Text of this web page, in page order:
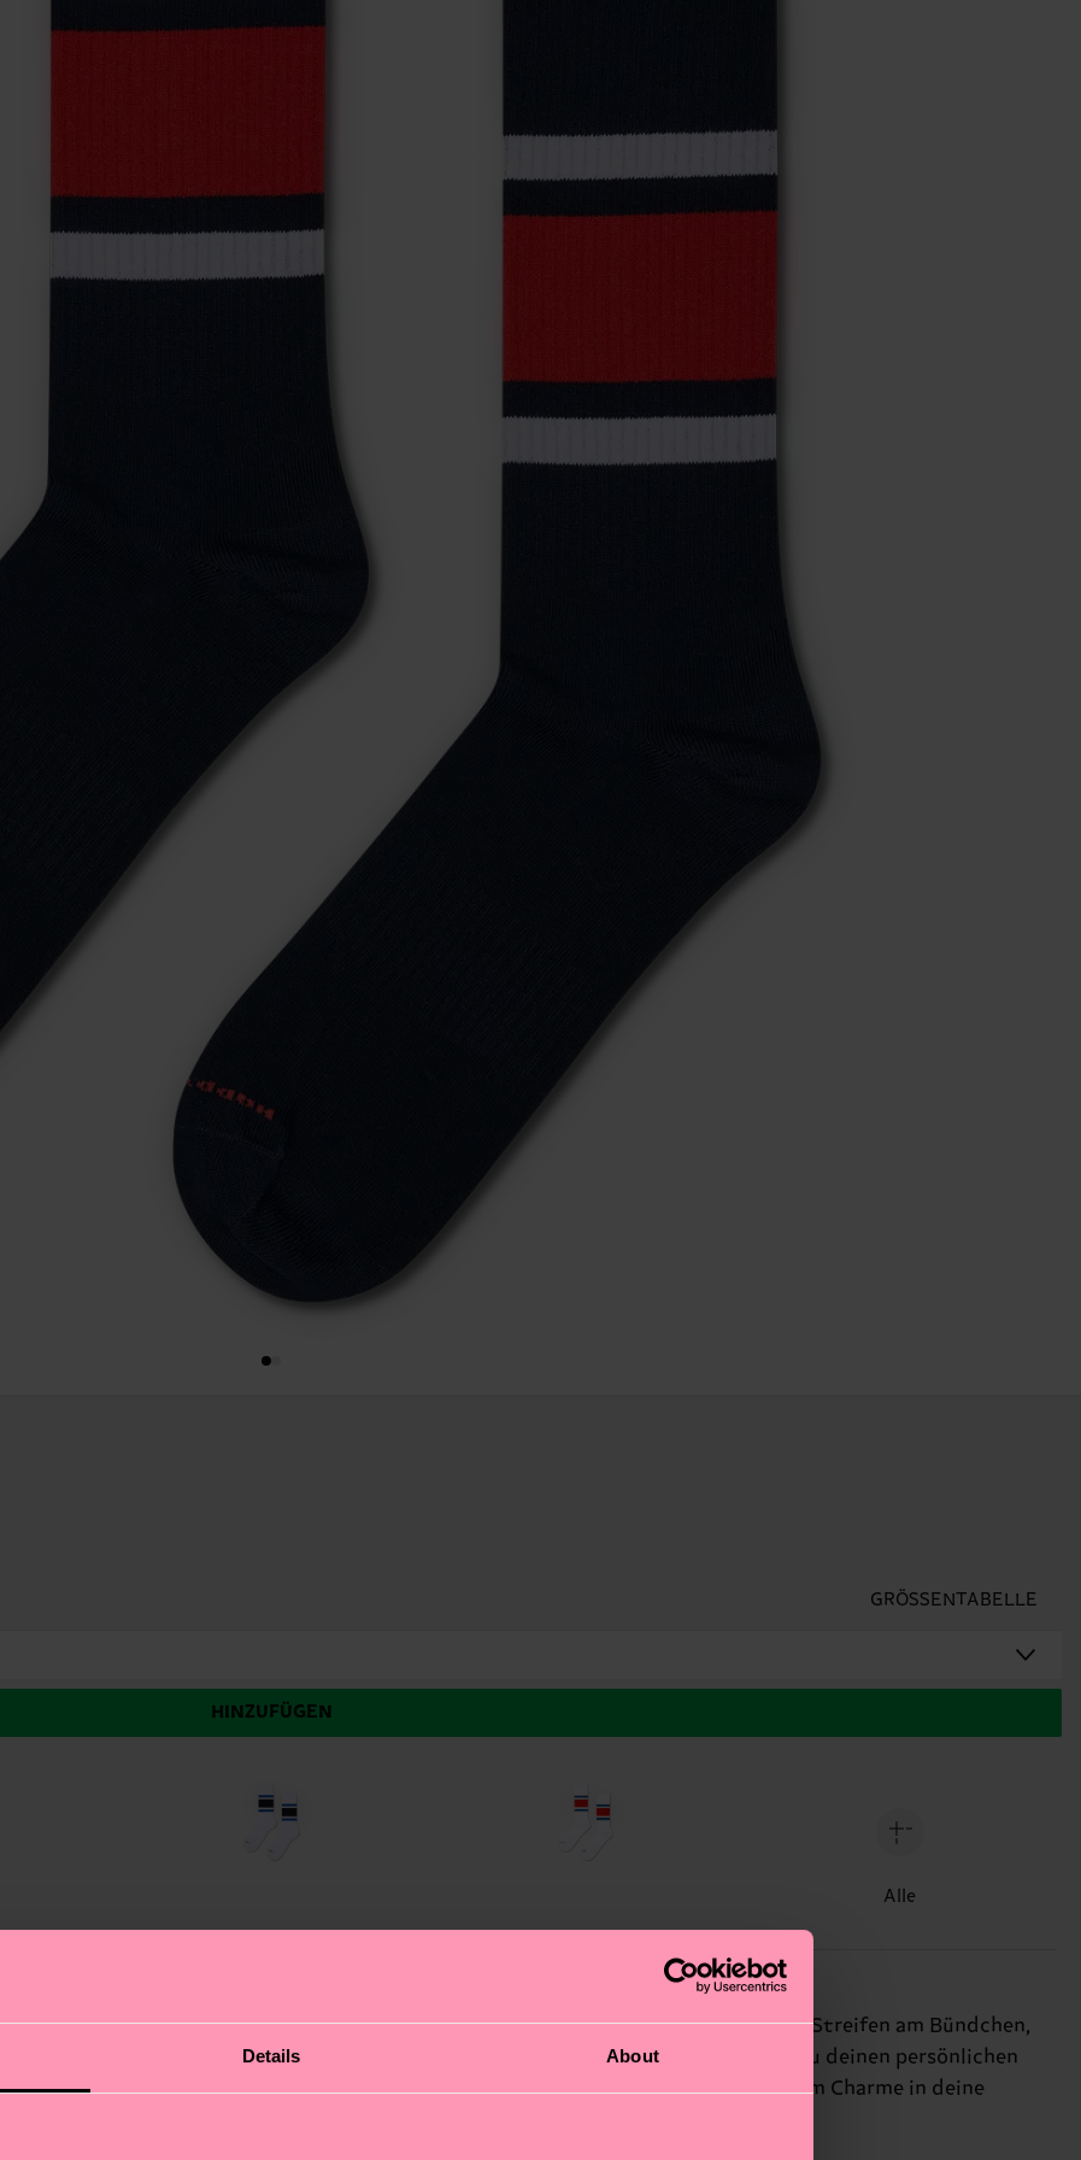
Details About
GRÖSSENTABELLE
HINZUFÜGEN
Alle
Socken auf. Diese elegante, dunkelblaue Socke hat knackige weiße und rote Streifen am Bündchen,
für authentischen Selbstausdruck, und mit diesen gestreiften Socken kannst du deinen persönlichen
und Fitnessfans, bringen diese Sportsocken einen Hauch von klassischem Charme in deine
und Sneaker-Fans.